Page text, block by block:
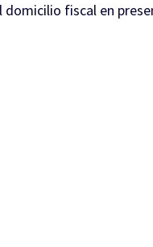
domicilio fiscal en